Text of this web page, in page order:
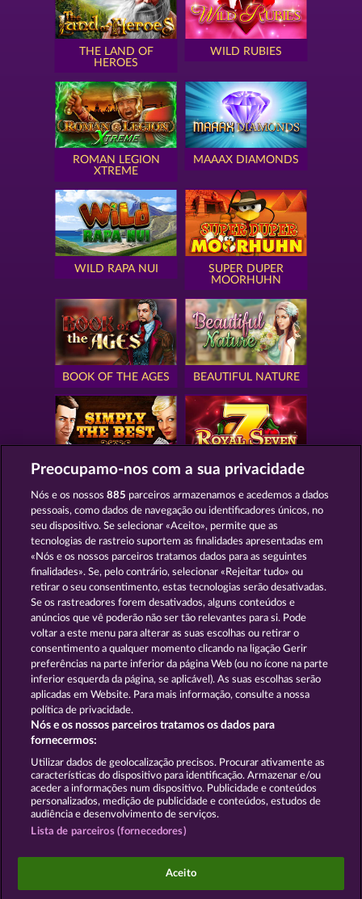
THE LAND OF
HEROES
WILD RUBIES
ROMAN LEGION
XTREME
MAAAX DIAMONDS
WILD RAPA NUI
SUPER DUPER
MOORHUHN
BOOK OF THE AGES BEAUTIFUL NATURE
SIMPLY THE BEST ROYAL SEVEN
GOLDEN EI OF
MOORHUHN
FOREVER
DIAMONDS
Mostrar todos os jogos
Termos e Condições
Declaração de Privacidade Marca
Empresa Perguntas frequentes Facebook
Enviar pedido de rescisão
Os jogos do Casino social destinam-se apenas a fins
de entretenimento e não têm qualquer influência
Preocupamo-nos com a sua privacidade
Nós e os nossos885 parceiros armazenamos e acedemos a dados
pessoais, como dados de navegação ou identificadores únicos, no
seu dispositivo. Se selecionar «Aceito», permite que as
tecnologias de rastreio suportem as finalidades apresentadas em
«Nós e os nossos parceiros tratamos dados para as seguintes
finalidades». Se, pelo contrário, selecionar «Rejeitar tudo» ou
retirar o seu consentimento, estas tecnologias serão desativadas.
Se os rastreadores forem desativados, alguns conteúdos e
anúncios que vê poderão não ser tão relevantes para si. Pode
voltar a este menu para alterar as suas escolhas ou retirar o
consentimento a qualquer momento clicando na ligação Gerir
preferências na parte inferior da página Web (ou no ícone na parte
inferior esquerda da página, se aplicável). As suas escolhas serão
aplicadas em Website. Para mais informação, consulte a nossa
política de privacidade.
Nós e os nossos parceiros tratamos os dados para
fornecermos:
Utilizar dados de geolocalização precisos. Procurar ativamente as
características do dispositivo para identificação. Armazenar e/ou
aceder a informações num dispositivo. Publicidade e conteúdos
personalizados, medição de publicidade e conteúdos, estudos de
audiência e desenvolvimento de serviços.
Lista de parceiros (fornecedores)
Aceito